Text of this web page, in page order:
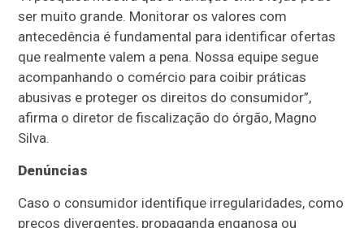
ser muito grande. Monitorar os valores com
antecedência é fundamental para identificar ofertas
que realmente valem a pena. Nossa equipe segue
acompanhando o comércio para coibir práticas
abusivas e proteger os direitos do consumidor”,
afirma o diretor de fiscalização do órgão, Magno
Silva.
Denúncias
Caso o consumidor identifique irregularidades, como
preços divergentes, propaganda enganosa ou